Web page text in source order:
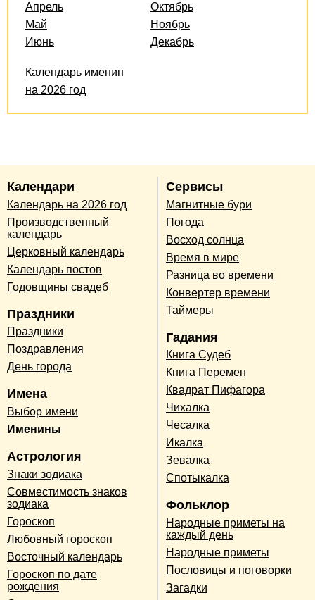
Апрель
Май
Июнь
Октябрь
Ноябрь
Декабрь
Календарь именин
на 2026 год
Календари
Календарь на 2026 год
Производственный
календарь
Церковный календарь
Календарь постов
Годовщины свадеб
Праздники
Праздники
Поздравления
День города
Имена
Выбор имени
Именины
Астрология
Знаки зодиака
Совместимость знаков
зодиака
Гороскоп
Любовный гороскоп
Восточный календарь
Гороскоп по дате
рождения
Сервисы
Магнитные бури
Погода
Восход солнца
Время в мире
Разница во времени
Конвертер времени
Таймеры
Гадания
Книга Судеб
Книга Перемен
Квадрат Пифагора
Чихалка
Чесалка
Икалка
Зевалка
Спотыкалка
Фольклор
Народные приметы на
каждый день
Народные приметы
Пословицы и поговорки
Загадки